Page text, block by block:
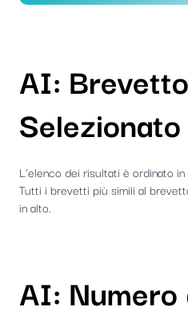
AI: Brevetto
Selezionato
L'elenco dei risultati è ordinato
Tutti i brevetti più simili al
in alto.
AI: